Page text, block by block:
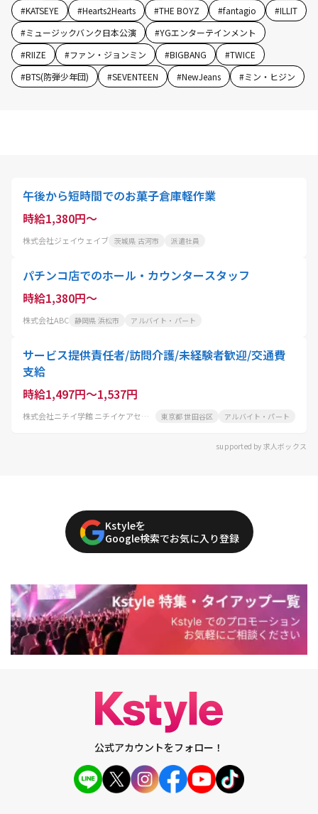
#KATSEYE #Hearts2Hearts #THE BOYZ #fantagio #ILLIT
#ミュージックバンク日本公演 #YGエンターテインメント
#RIIZE #ファン・ジョンミン #BIGBANG #TWICE
#BTS(防弾少年団) #SEVENTEEN #NewJeans #ミン・ヒジン
午後から短時間でのお菓子倉庫軽作業
時給1,380円～
株式会社ジェイウェイブ 茨城県 古河市 派遣社員
パチンコ店でのホール・カウンタースタッフ
時給1,380円～
株式会社ABC 静岡県 浜松市 アルバイト・パート
サービス提供責任者/訪問介護/未経験者歓迎/交通費
支給
時給1,497円～1,537円
株式会社ニチイ学館 ニチイケアセンター祖師谷 東京都 世田谷区 アルバイト・パート
supported by 求人ボックス
Kstyleを
Google検索でお気に入り登録
公式アカウントをフォロー！